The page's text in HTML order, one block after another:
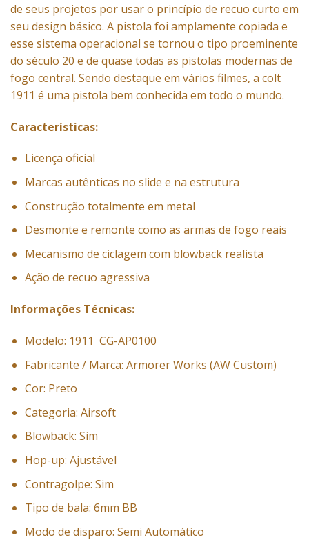
de seus projetos por usar o princípio de recuo curto em
seu design básico. A pistola foi amplamente copiada e
esse sistema operacional se tornou o tipo proeminente
do século 20 e de quase todas as pistolas modernas de
fogo central. Sendo destaque em vários filmes, a colt
1911 é uma pistola bem conhecida em todo o mundo.
Características:
Licença oficial
Marcas autênticas no slide e na estrutura
Construção totalmente em metal
Desmonte e remonte como as armas de fogo reais
Mecanismo de ciclagem com blowback realista
Ação de recuo agressiva
Informações Técnicas:
Modelo: 1911 CG-AP0100
Fabricante / Marca: Armorer Works (AW Custom)
Cor: Preto
Categoria: Airsoft
Blowback: Sim
Hop-up: Ajustável
Contragolpe: Sim
Tipo de bala: 6mm BB
Modo de disparo: Semi Automático